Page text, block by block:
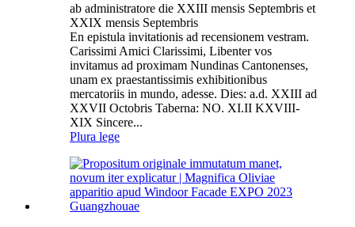
ab administratore die XXIII mensis Septembris et
XXIX mensis Septembris
En epistula invitationis ad recensionem vestram.
Carissimi Amici Clarissimi, Libenter vos
invitamus ad proximam Nundinas Cantonenses,
unam ex praestantissimis exhibitionibus
mercatoriis in mundo, adesse. Dies: a.d. XXIII ad
XXVII Octobris Taberna: NO. XI.II KXVIII-
XIX Sincere...
Plura lege